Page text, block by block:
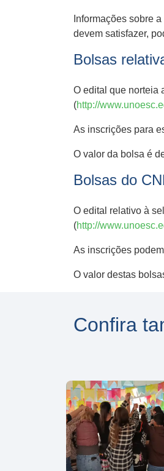
Informações sobre
devem satisfazer,
Bolsas
O edital que norteia
(http://
As inscrições para
O valor da bolsa é
Bolsas do
O edital relativo à
(http://
As inscrições
O valor destas
Confira